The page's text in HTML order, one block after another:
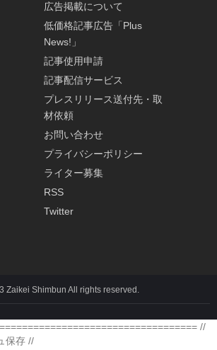
広告掲載について
低価格記事広告「Plus
News!」
記事使用申請
記事配信サービス
プレスリリース送付先・取
材依頼
お問い合わせ
プライバシーポリシー
ライター募集
RSS
Twitter
Zaikei Shimbun All rights reserved.
//
保存 //